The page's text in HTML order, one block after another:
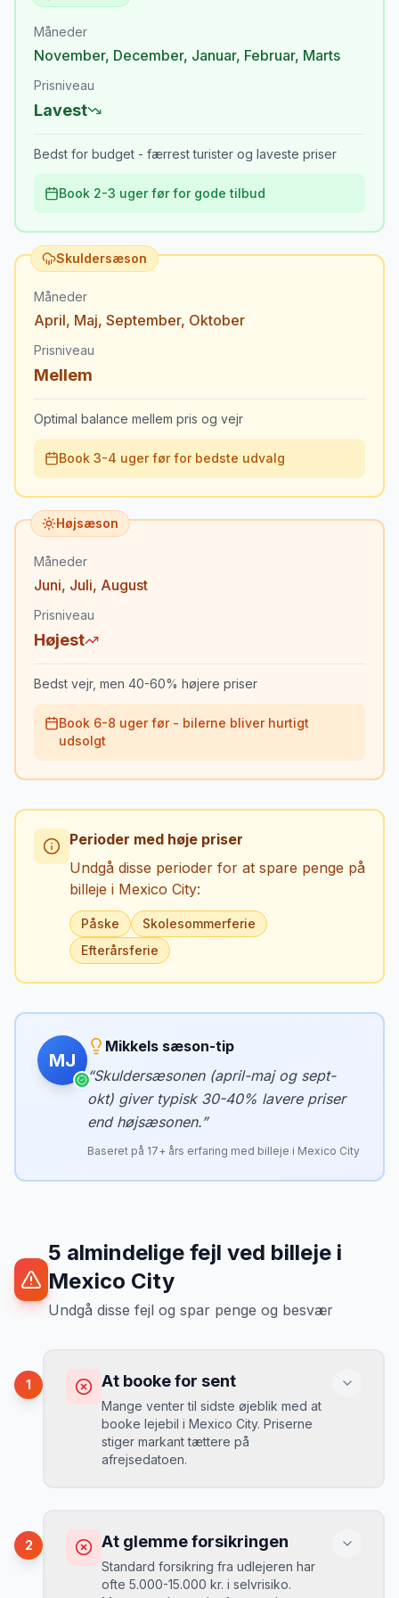
Måneder
November, December, Januar, Februar, Marts
Prisniveau
Lavest
Bedst for budget - færrest turister og laveste priser
Book 2-3 uger før for gode tilbud
Skuldersæson
Måneder
April, Maj, September, Oktober
Prisniveau
Mellem
Optimal balance mellem pris og vejr
Book 3-4 uger før for bedste udvalg
Højsæson
Måneder
Juni, Juli, August
Prisniveau
Højest
Bedst vejr, men 40-60% højere priser
Book 6-8 uger før - bilerne bliver hurtigt
udsolgt
Perioder med høje priser
Undgå disse perioder for at spare penge på
billeje i Mexico City:
Påske
Skolesommerferie
Efterårsferie
MJ
Mikkels sæson-tip
“Skuldersæsonen (april-maj og sept-
okt) giver typisk 30-40% lavere priser
end højsæsonen.”
Baseret på 17+ års erfaring med billeje i Mexico City
5 almindelige fejl ved billeje i
Mexico City
Undgå disse fejl og spar penge og besvær
1 At booke for sent
Mange venter til sidste øjeblik med at
booke lejebil i Mexico City. Priserne
stiger markant tættere på
afrejsedatoen.
Du betaler 30-50% mere, og de bedste
biler er udsolgt.
2 At glemme forsikringen
Standard forsikring fra udlejeren har
ofte 5.000-15.000 kr. i selvrisiko.